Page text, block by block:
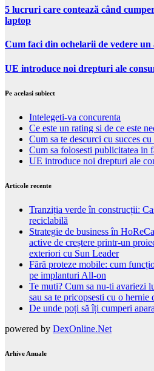
5 lucruri care contează când
laptop
Cum faci din ochelarii de vedere un
UE introduce noi drepturi ale
Pe acelasi subiect
Intelegeti-va concurenta
Ce este un rating si de ce este
Cum sa te descurci cu succes
Cum sa folosesti publicitatea in
UE introduce noi drepturi ale
Articole recente
Tranziția verde în construcții:
reciclabilă
Strategie de business în
active de creștere printr-un
exteriori cu Sun Leader
Fără proteze mobile: cum
pe implanturi All-on
Te muti? Cum sa nu-ti avariezi
sau sa te pricopsesti cu o hernie
De unde poți să îți cumperi
powered by DexOnline.Net
Arhive Anuale